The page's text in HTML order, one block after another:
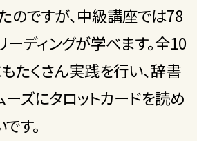
のですが、中級講座では78
ディングが学べます。全10
たくさん実践を行い、辞書
ーズにタロットカードを読め
す。